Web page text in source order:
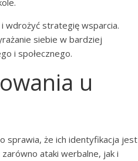
wdrożyć strategię wsparcia.
siebie w bardziej
i społecznego.
u
sprawia, że ich identyfikacja jest
ataki werbalne, jak i